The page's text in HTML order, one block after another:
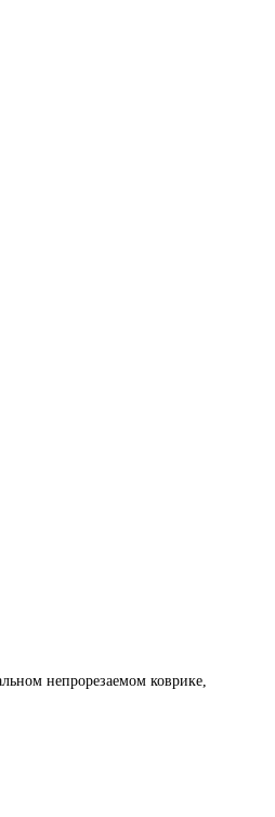
непрорезаемом коврике,